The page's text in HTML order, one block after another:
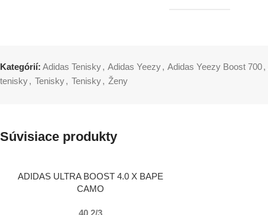
Kategórií: Adidas Tenisky, Adidas Yeezy, Adidas Yeezy Boost 700,
tenisky, Tenisky, Tenisky, Ženy
Súvisiace produkty
VÝBER MOŽNOSTÍ
ADIDAS ULTRA BOOST 4.0 X BAPE
CAMO
40 2/3